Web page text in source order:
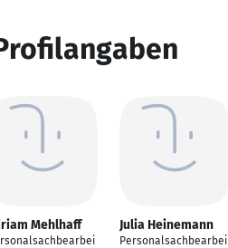
Mehlhaff Julia Heinemann
Personalsachbearbei